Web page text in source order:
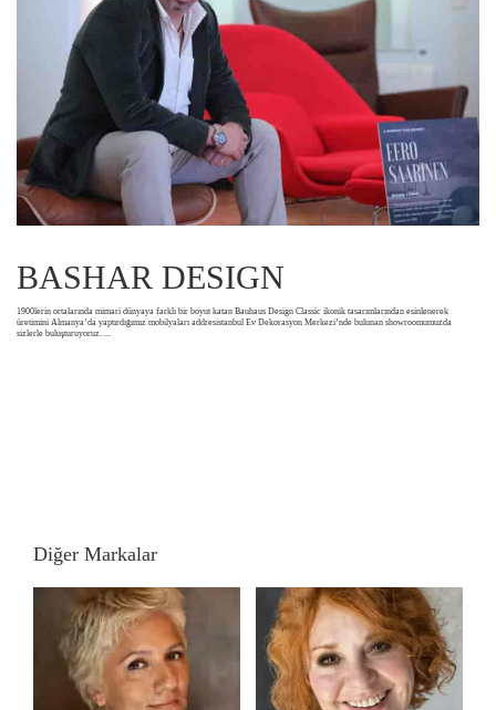
BASHAR DESIGN
1900lerin ortalarında mimari dünyaya farklı bir boyut katan Bauhaus Design Classic ikonik tasarımlarından esinlenerek
üretimini Almanya’da yaptırdığımız mobilyaları addresistanbul Ev Dekorasyon Merkezi’nde bulunan showroomumuzda
sizlerle buluşturuyoruz. ...
Diğer Markalar